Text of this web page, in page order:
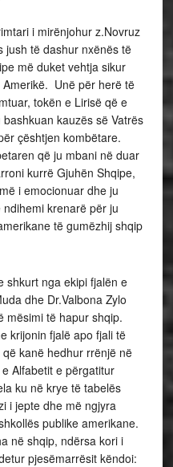
i mirënjohur z.Novruz
jush të dashur nxënës të
më duket vehtja sikur
Unë për herë të
tokën e Lirisë që e
kauzës së Vatrës
çështjen kombëtare.
që ju mbani në duar
kurrë Gjuhën Shqipe,
i emocionuar dhe ju
krenarë për ju
të gumëzhij shqip
shkurt nga ekipi fjalën e
dhe Dr.Valbona Zylo
mësimi të hapur shqip.
krijonin fjalë apo fjali të
kanë hedhur rrënjë në
Alfabetit e përgatitur
ku në krye të tabelës
i jepte dhe më ngjyra
publike amerikane.
në shqip, ndërsa kori i
pjesëmarrësit këndoi: